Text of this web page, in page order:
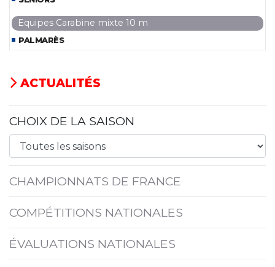
Equipes Carabine mixte 10 m
PALMARÈS
ACTUALITÉS
CHOIX DE LA SAISON
CHAMPIONNATS DE FRANCE
COMPÉTITIONS NATIONALES
ÉVALUATIONS NATIONALES